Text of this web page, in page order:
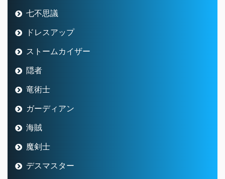
七不思議
ドレスアップ
ストームカイザー
隠者
竜術士
ガーディアン
海賊
魔剣士
デスマスター